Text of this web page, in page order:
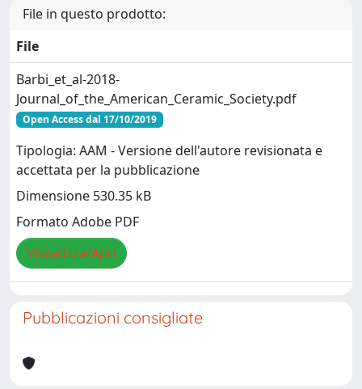
File in questo prodotto:
File
Barbi_et_al-2018-
Journal_of_the_American_Ceramic_Society.pdf
Open Access dal 17/10/2019
Tipologia: AAM - Versione dell'autore revisionata e
accettata per la pubblicazione
Dimensione 530.35 kB
Formato Adobe PDF
Visualizza/Apri
Pubblicazioni consigliate